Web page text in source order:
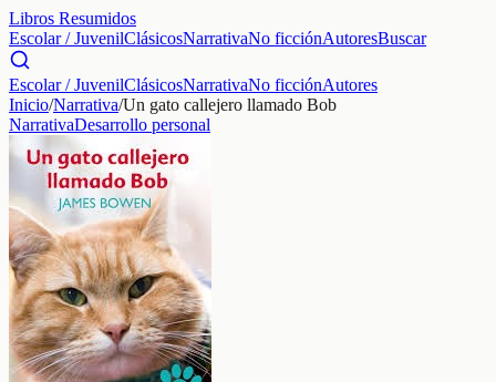
Libros Resumidos
Escolar / JuvenilClásicosNarrativaNo ficciónAutoresBuscar
Escolar / JuvenilClásicosNarrativaNo ficciónAutores
Inicio/Narrativa/Un gato callejero llamado Bob
NarrativaDesarrollo personal